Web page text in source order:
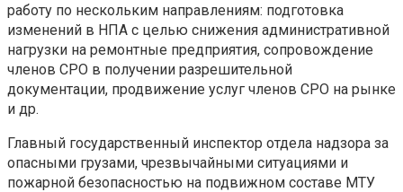
работу по нескольким направлениям: подготовка
изменений в НПА с целью снижения административной
нагрузки на ремонтные предприятия, сопровождение
членов СРО в получении разрешительной
документации, продвижение услуг членов СРО на рынке
и др.
Главный государственный инспектор отдела надзора за
опасными грузами, чрезвычайными ситуациями и
пожарной безопасностью на подвижном составе МТУ